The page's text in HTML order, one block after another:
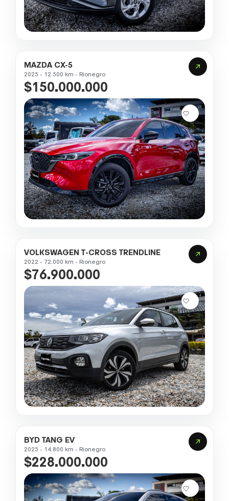
MAZDA CX-5
2025 - 12.500 km - Rionegro
$150.000.000
VOLKSWAGEN T-CROSS TRENDLINE
2022 - 72.000 km - Rionegro
$76.900.000
BYD TANG EV
2025 - 14.800 km - Rionegro
$228.000.000